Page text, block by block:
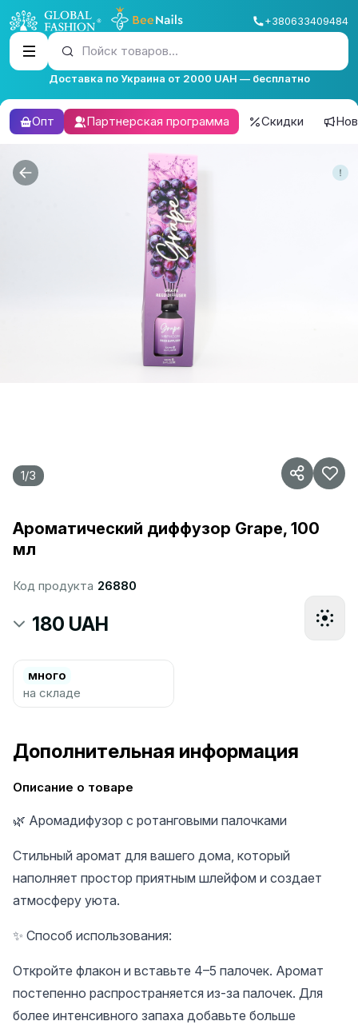
+380633409484
Пойск товаров...
Доставка по Украина от 2000 UAH — бесплатно
Опт Партнерская программа Скидки
1/3
Ароматический диффузор Grape, 100
мл
Код продукта 26880
180 UAH
много
на складе
Дополнительная информация
Описание о товаре
🌿 Аромадифузор с ротанговыми палочками
Стильный аромат для вашего дома, который
наполняет простор приятным шлейфом и создает
атмосферу уюта.
✨ Способ использования:
Откройте флакон и вставьте 4–5 палочек. Аромат
постепенно распространяется из-за палочек. Для
более интенсивного запаха добавьте больше